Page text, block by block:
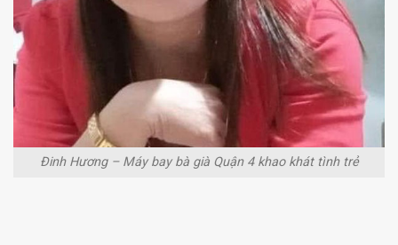
Đinh Hương – Máy bay bà già Quận 4 khao khát tình trẻ